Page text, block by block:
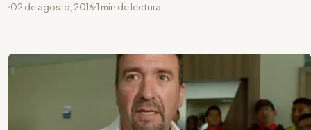
02 de agosto, 2016 1 min de lectura